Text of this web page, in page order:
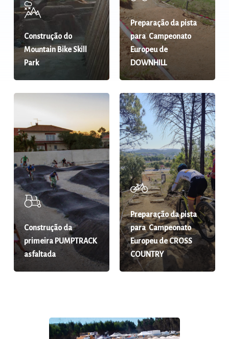
Construção do
Mountain Bike Skill
Park
Preparação da pista
para Campeonato
Europeu de
DOWNHILL
Construção da
primeira PUMPTRACK
asfaltada
Preparação da pista
para Campeonato
Europeu de CROSS
COUNTRY